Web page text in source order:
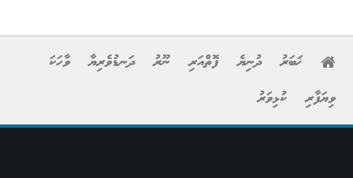
ޚަބަރު ދުނިޔެ ފޮތްއަރި ނޫރު ދަނޑުވެރިޔާ
ވާހަކަ
ވިޔަފާރި
ކުޅިވަރު